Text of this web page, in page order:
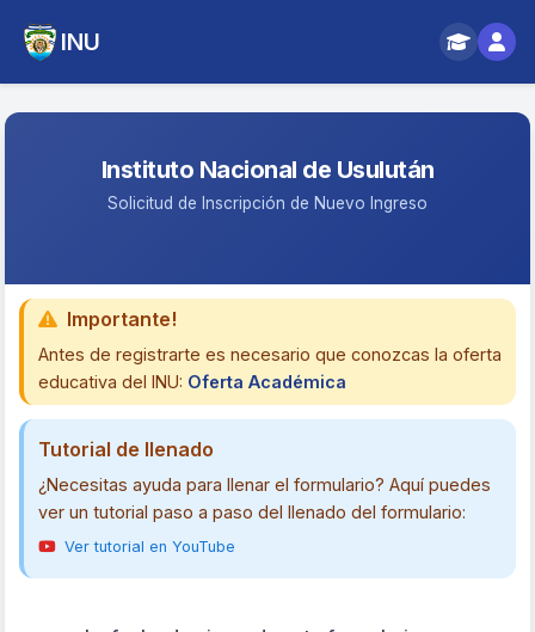
INU
Instituto Nacional de Usulután
Solicitud de Inscripción de Nuevo Ingreso
Importante!
Antes de registrarte es necesario que conozcas la oferta
educativa del INU: Oferta Académica
Tutorial de llenado
¿Necesitas ayuda para llenar el formulario? Aquí puedes
ver un tutorial paso a paso del llenado del formulario:
Ver tutorial en YouTube